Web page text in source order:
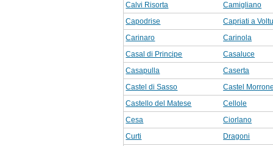
Calvi Risorta
Camigliano
Capodrise
Capriati a
Carinaro
Carinola
Casal di Principe
Casaluce
Casapulla
Caserta
Castel di Sasso
Castel
Castello del Matese
Cellole
Cesa
Ciorlano
Curti
Dragoni